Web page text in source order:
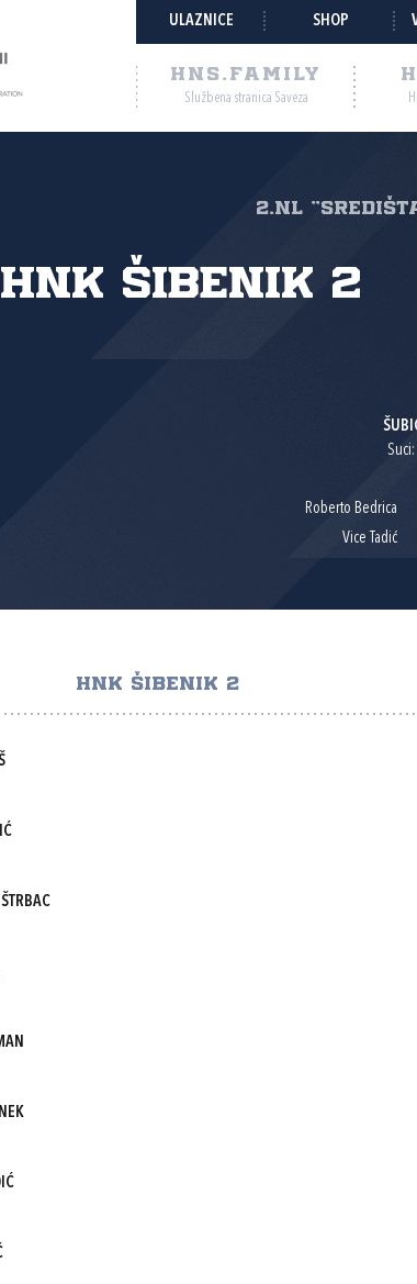
ULAZNICE SHOP
HNS.FAMILY
Službena stranica Saveza
2.NL
HNK Šibenik 2
Roberto Bedrica
Vice Tadić
HNK ŠIBENIK 2